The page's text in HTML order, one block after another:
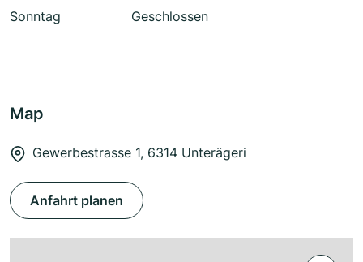
Sonntag
Geschlossen
Map
Gewerbestrasse 1, 6314 Unterägeri
Anfahrt planen